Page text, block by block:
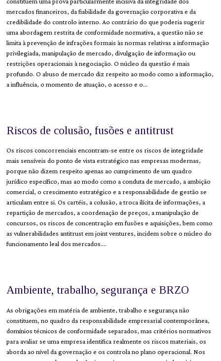
mercados financeiros, da fiabilidade da governação corporativa e da
credibilidade do controlo interno. Ao contrário do que poderia sugerir
uma abordagem restrita de conformidade normativa, a questão não se
limita à prevenção de infrações formais às normas relativas a informação
privilegiada, manipulação de mercado, divulgação de informação ou
restrições operacionais à negociação. O núcleo da questão é mais
profundo. O abuso de mercado diz respeito ao modo como a informação,
a influência, o momento de atuação, o acesso e o…
Riscos de colusão, fusões e antitrust
Os riscos concorrenciais encontram-se entre os riscos de integridade
mais sensíveis do ponto de vista estratégico nas empresas modernas,
porque não dizem respeito apenas ao cumprimento de um quadro
jurídico específico, mas ao modo como a conduta de mercado, a ambição
comercial, o crescimento estratégico e a responsabilidade de gestão se
articulam entre si. Os cartéis, a colusão, a troca ilícita de informações, a
repartição de mercados, a coordenação de preços, a manipulação de
concursos, os riscos de concentração em fusões e aquisições, bem como
as vulnerabilidades antitrust em joint ventures, incidem sobre o núcleo do
funcionamento leal dos mercados.…
Ambiente, trabalho, segurança e BRZO
As obrigações em matéria de ambiente, trabalho e segurança não
constituem, no quadro da responsabilidade empresarial contemporânea,
domínios técnicos de conformidade separados, mas critérios normativos
para avaliar se uma empresa identifica realmente os riscos materiais, os
aborda ao nível da governação e os controla no plano operacional. Nos